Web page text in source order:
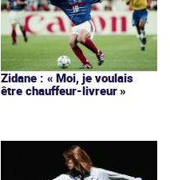
Zidane : « Moi, je voulais
être chauffeur-livreur »